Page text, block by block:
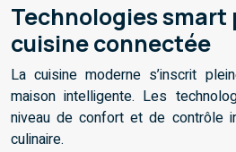
Technologies smart
cuisine connectée
La cuisine moderne s’inscrit
maison intelligente. Les
niveau de confort et de contrôle
culinaire.